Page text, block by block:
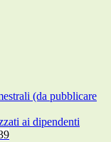
(da pubblicare
ai dipendenti